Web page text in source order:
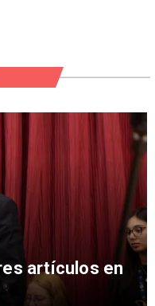
artículos en